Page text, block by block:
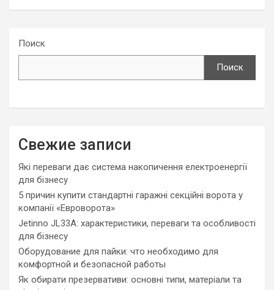
Поиск
Поиск
Свежие записи
Які переваги дає система накопичення електроенергії
для бізнесу
5 причин купити стандартні гаражні секційні ворота у
компанії «Евроворота»
Jetinno JL33A: характеристики, переваги та особливості
для бізнесу
Оборудование для пайки: что необходимо для
комфортной и безопасной работы
Як обирати презервативи: основні типи, матеріали та